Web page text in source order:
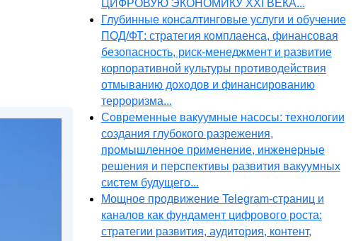
ЦИФРОВУЮ ЭКОНОМИКУ XXI ВЕКА...
Глубинные консалтинговые услуги и обучение
ПОД/ФТ: стратегия комплаенса, финансовая
безопасность, риск-менеджмент и развитие
корпоративной культуры противодействия
отмыванию доходов и финансированию
терроризма...
Современные вакуумные насосы: технологии
создания глубокого разрежения,
промышленное применение, инженерные
решения и перспективы развития вакуумных
систем будущего...
Мощное продвижение Telegram-страниц и
каналов как фундамент цифрового роста:
стратегии развития, аудитория, контент,